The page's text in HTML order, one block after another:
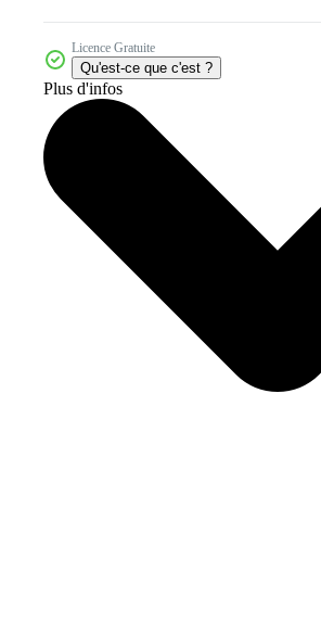
Licence Gratuite
Qu'est-ce que c'est ?
Plus d'infos